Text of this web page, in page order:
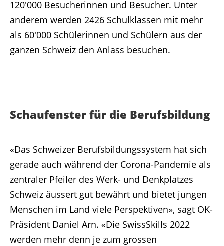
120'000 Besucherinnen und Besucher. Unter
anderem werden 2426 Schulklassen mit mehr
als 60'000 Schülerinnen und Schülern aus der
ganzen Schweiz den Anlass besuchen.
Schaufenster für die Berufsbildung
«Das Schweizer Berufsbildungssystem hat sich
gerade auch während der Corona-Pandemie als
zentraler Pfeiler des Werk- und Denkplatzes
Schweiz äussert gut bewährt und bietet jungen
Menschen im Land viele Perspektiven», sagt OK-
Präsident Daniel Arn. «Die SwissSkills 2022
werden mehr denn je zum grossen